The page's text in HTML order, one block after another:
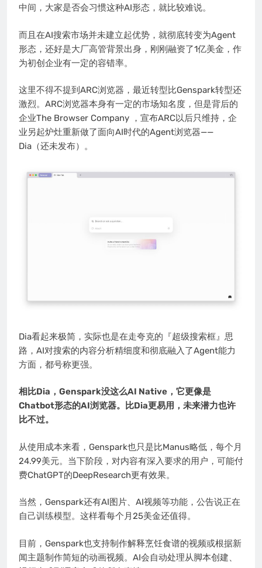
中间，大家是否会习惯这种AI形态，就比较难说。
而且在AI搜索市场并未建立起优势，就彻底转变为Agent
形态，还好是大厂高管背景出身，刚刚融资了1亿美金，作
为初创企业有一定的容错率。
这里不得不提到ARC浏览器，最近转型比Genspark转型还
激烈。ARC浏览器本身有一定的市场知名度，但是背后的
企业The Browser Company ，宣布ARC以后只维持，企
业另起炉灶重新做了面向AI时代的Agent浏览器——
Dia（还未发布）。
Dia看起来极简，实际也是在走夸克的『超级搜索框』思
路，AI对搜索的内容分析精细度和彻底融入了Agent能力
方面，都号称更强。
相比Dia，Genspark没这么AI Native，它更像是
Chatbot形态的AI浏览器。比Dia更易用，未来潜力也许
比不过。
从使用成本来看，Genspark也只是比Manus略低，每个月
24.99美元。当下阶段，对内容有深入要求的用户，可能付
费ChatGPT的DeepResearch更有效果。
当然，Genspark还有AI图片、AI视频等功能，公告说正在
自己训练模型。这样看每个月25美金还值得。
目前，Genspark也支持制作解释烹饪食谱的视频或根据新
闻主题制作简短的动画视频。AI会自动处理从脚本创建、